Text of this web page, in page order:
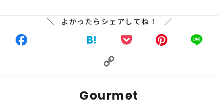
よかったらシェアしてね！
Facebook HatenaPocket
Link
Gourmet